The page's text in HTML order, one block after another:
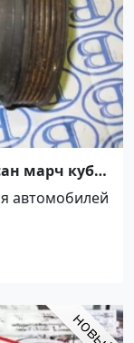
марч куб
автомобилей